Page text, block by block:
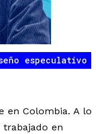
especulativo
en Colombia. A lo
en